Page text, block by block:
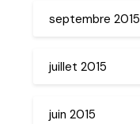
septembre 2015
juillet 2015
juin 2015